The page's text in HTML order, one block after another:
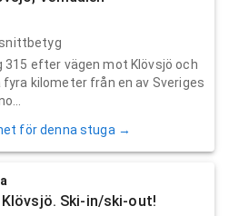
efter vägen mot Klövsjö och
kilometer från en av Sveriges
för denna stuga →
Ski-in/ski-out!